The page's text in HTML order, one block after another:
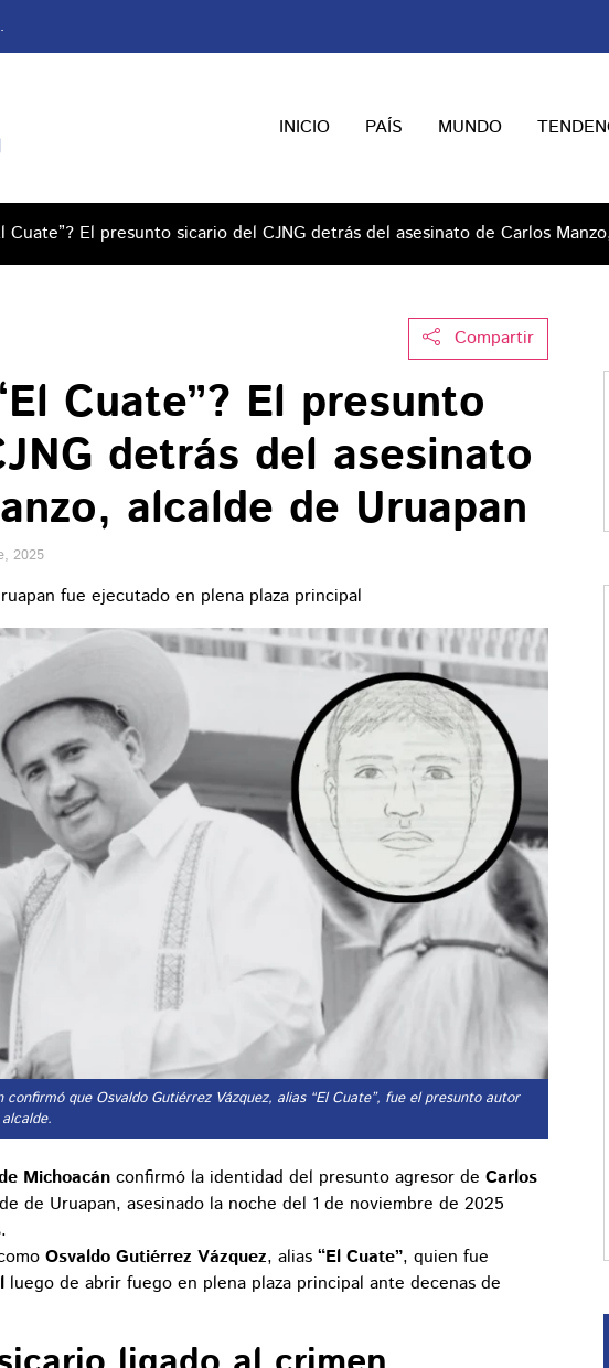
INICIO PAÍS MUNDO
Cuate”? El presunto sicario del CJNG detrás del asesinato de Carlos
Compartir
Cuate”? El presunto
detrás del asesinato
alcalde de Uruapan
2025
fue ejecutado en plena plaza principal
confirmó que Osvaldo Gutiérrez Vázquez, alias “El Cuate”, fue el presunto autor
Michoacán confirmó la identidad del presunto agresor de Carlos
de Uruapan, asesinado la noche del 1 de noviembre de 2025
.
Osvaldo Gutiérrez Vázquez, alias “El Cuate”, quien fue
luego de abrir fuego en plena plaza principal ante decenas de